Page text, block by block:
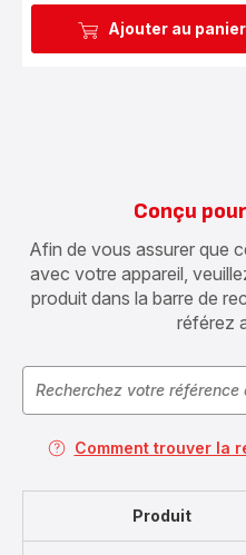
Ajouter au panier
Conçu
Afin de vous assurer que
avec votre appareil,
produit dans la barre de
référez
Comment trouver la
Produit